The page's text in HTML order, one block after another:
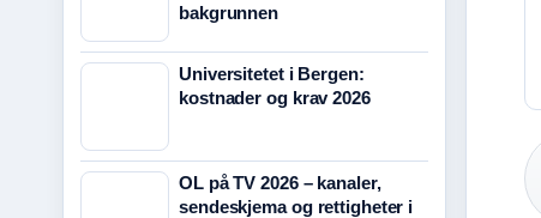
bakgrunnen
Universitetet i Bergen:
kostnader og krav 2026
OL på TV 2026 – kanaler,
sendeskjema og rettigheter i